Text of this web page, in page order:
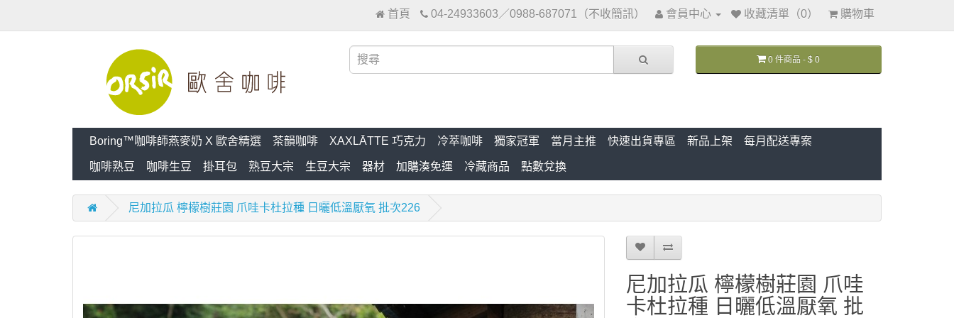
首頁 04-24933603／0988-687071（不收簡訊） 會員中心 收藏清單（0） 購物車
0 件商品 - $ 0
Boring™咖啡師燕麥奶 X 歐舍精選 茶韻咖啡 XAXLĀTTE 巧克力 冷萃咖啡 獨家冠軍 當月主推 快速出貨專區 新品上架 每月配送專案
咖啡熟豆 咖啡生豆 掛耳包 熟豆大宗 生豆大宗 器材 加購湊免運 冷藏商品 點數兌換
尼加拉瓜 檸檬樹莊園 爪哇卡杜拉種 日曬低溫厭氧 批次226
尼加拉瓜 檸檬樹莊園 爪哇
卡杜拉種 日曬低溫厭氧 批